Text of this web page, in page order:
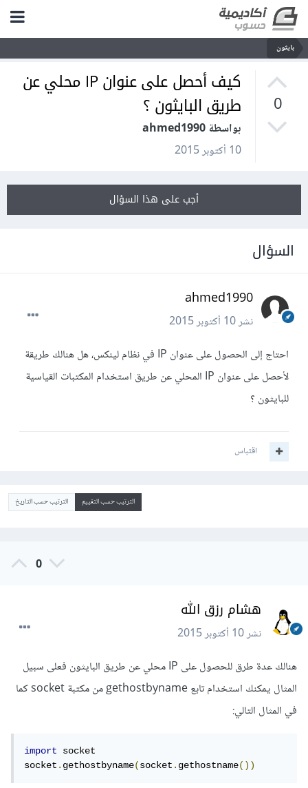
بايثون
0
كيف أحصل على عنوان IP محلي عن
طريق البايثون ؟
بواسطة ahmed1990
10 أكتوبر 2015
أجب على هذا السؤال
السؤال
ahmed1990
نشر10 أكتوبر 2015
احتاج إلى الحصول على عنوان IP في نظام لينكس، هل هنالك طريقة
لأحصل على عنوان IP المحلي عن طريق استخدام المكتبات القياسية
للبايثون ؟
اقتباس
الترتيب حسب التقييم الترتيب حسب التاريخ
0
هشام رزق الله
نشر10 أكتوبر 2015
هنالك عدة طرق للحصول على IP محلي عن طريق البايثون فعلى سبيل
المثال يمكنك استخدام تابع gethostbyname من مكتبة socket كما
في المثال التالي:
import
socket
socket.gethostbyname(socket.gethostname())